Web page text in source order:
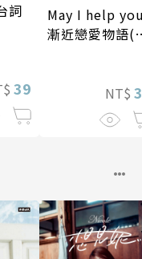
詞
39
May I help
漸近戀愛物語(
NT$